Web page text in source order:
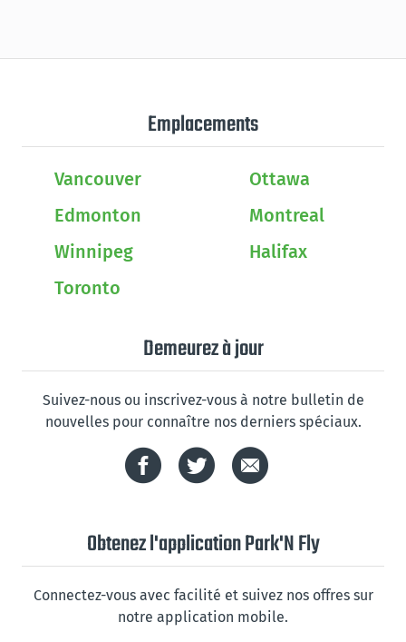
Emplacements
Vancouver
Edmonton
Winnipeg
Toronto
Ottawa
Montreal
Halifax
Demeurez à jour
Suivez-nous ou inscrivez-vous à notre bulletin de
nouvelles pour connaître nos derniers spéciaux.
Obtenez l'application Park'N Fly
Connectez-vous avec facilité et suivez nos offres sur
notre application mobile.